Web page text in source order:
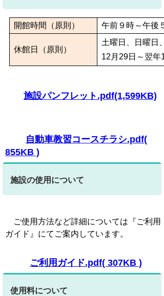
開館時間（原則） 午前９時～午後
休館日（原則）
土曜日、日曜日
12月29日～翌年
施設パンフレット.pdf(1,599KB)
自動車教習コースチラシ.pdf(
855KB )
施設の使用について
ご使用方法など詳細については『ご利用
ガイド』にてご案内しています。
ご利用ガイド.pdf( 307KB )
使用料について